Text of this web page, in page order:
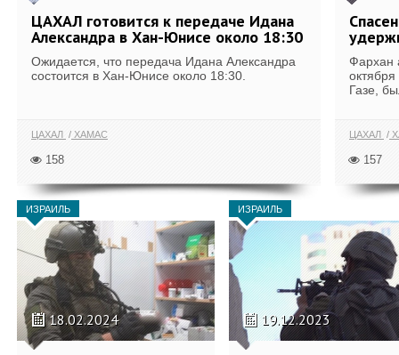
ЦАХАЛ готовится к передаче Идана
Александра в Хан-Юнисе около 18:30
Ожидается, что передача Идана Александра
состоится в Хан-Юнисе около 18:30.
ЦАХАЛ ХАМАС
158
Фархан
Газе,
ЦАХАЛ
157
ИЗРАИЛЬ
18.02.2024
ИЗРАИЛЬ
19.12.2023